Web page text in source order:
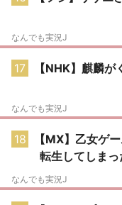
なんでも実況J
17 【NHK】麒麟が
なんでも実況J
18
【MX】乙女ゲ
転生してしま
なんでも実況J